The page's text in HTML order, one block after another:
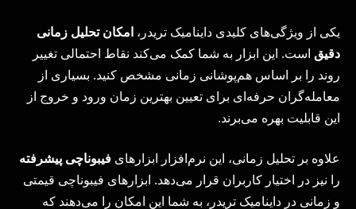
یکی از ویژگی‌های کلیدی داینامیک تریدر، امکان تحلیل زمانی
دقیق است. این ابزار به شما کمک می‌کند نقاط احتمالی تغییر
روند را بر اساس هم‌پوشانی زمانی مشخص کنید. بسیاری از
معامله‌گران حرفه‌ای برای تعیین بهترین زمان ورود و خروج از
این قابلیت بهره می‌برند.
علاوه بر تحلیل زمانی، این نرم‌افزار ابزارهای فیبوناچی پیشرفته
را نیز در اختیار کاربران قرار می‌دهد. ابزارهای فیبوناچی قیمتی
و زمانی در داینامیک تریدر، به شما این امکان را می‌دهند که